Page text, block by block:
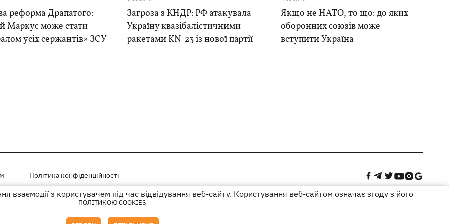
реформа Драпатого:
Маркус може стати
усіх сержантів» ЗСУ
Загроза з КНДР: РФ атакувала
Україну квазібалістичними
ракетами KN-23 із нової партії
Якщо не НАТО, то що: до яких
оборонних союзів може
вступити Україна
Політика конфіденційності
на правах рекламиз користувачем під час відвідування веб-сайту. Користування веб-сайтом означає згоду з його
ПОЛІТИКОЮ COOKIES